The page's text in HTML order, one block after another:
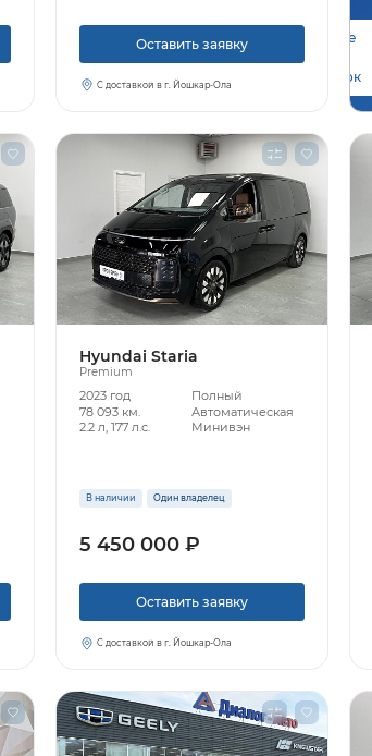
Оставить заявку
С доставкой в г. Йошкар-Ола
Узнать больше
Заказать звонок
Hyundai Staria
Premium
2023 год
Полный
78 093 км.
Автоматическая
2.2 л, 177 л.с.
Минивэн
В наличии Один владелец
5 450 000 ₽
Оставить заявку
С доставкой в г. Йошкар-Ола